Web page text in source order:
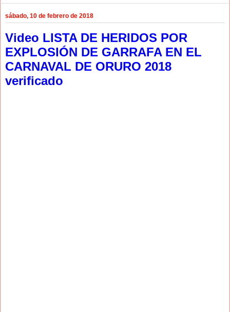
sábado, 10 de febrero de 2018
Video LISTA DE HERIDOS POR
EXPLOSIÓN DE GARRAFA EN EL
CARNAVAL DE ORURO 2018
verificado